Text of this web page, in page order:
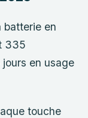
batterie en
335
en usage
touche